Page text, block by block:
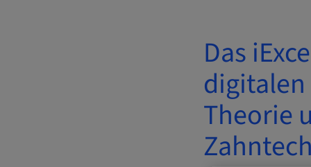
Das
Theorie